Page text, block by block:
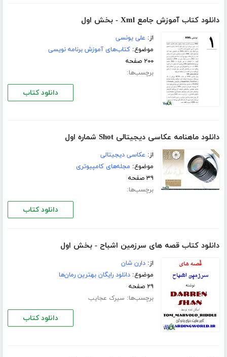
دانلود کتاب آموزش جامع Xml - بخش اول
از: علی یونسی
موضوع:کتاب‌های آموزش برنامه نویسی
۲۰۰ صفحه
برچسب‌ها:
دانلود کتاب
دانلود ماهنامه عکاسی دیجیتالی Shot شماره اول
از: عکاسی دیجیتالی
موضوع: مجله‌های کامپیوتری
۳۹ صفحه
برچسب‌ها:
دانلود کتاب
دانلود کتاب قصه های سرزمین اشباح - بخش اول
از:دارن شان
موضوع:دانلود رایگان بهترین رمان‌ها
۲۹ صفحه
برچسب‌ها: سیرک عجایب
دانلود کتاب